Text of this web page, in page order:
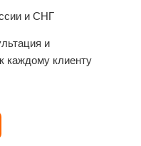
и СНГ
и
каждому клиенту